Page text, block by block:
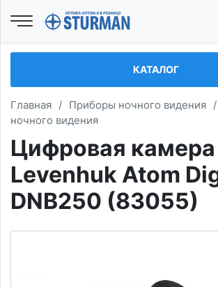
КАТАЛОГ
Главная / Приборы ночного видения /
ночного видения
Цифровая камера
Levenhuk Atom
DNB250 (83055)